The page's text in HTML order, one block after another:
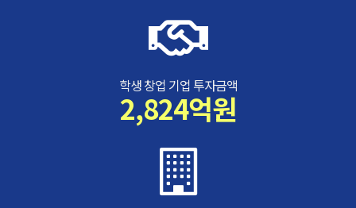
학생 창업 기업 투자금액
2,824억원